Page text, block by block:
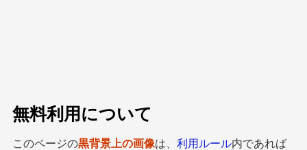
無料利用について
このページの黒背景上の画像は、 利用ルール内であれば